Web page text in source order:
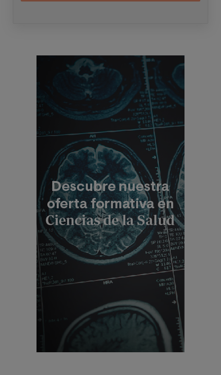
telefónicos, siendo eliminados una vez facilitada dicha
mediante carta a Universitat Internacional Valenciana
– Valencian International University S.L. - Apartado de
Correos 221 de Barcelona, o remitiendo un email a
d@universidadviu.com
. Asimismo, cuando lo
considere oportuno podrá presentar una reclamación
ante la Agencia Española de protección de datos.
Podrá ponerse en contacto con nuestro Delegado de
Protección de Datos mediante escrito dirigido adpo@
planeta.eso a Grupo Planeta, At.: Delegado de
Protección de Datos, Avda. Diagonal 662-664, 08034
Barcelona.